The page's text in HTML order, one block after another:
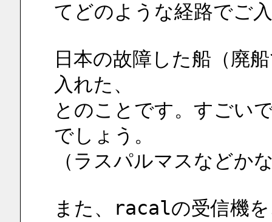
てどのような経路でご
日本の故障した船（廃
入れた、
とのことです。すごい
でしょう。
（ラスパルマスなどか
また、racalの受信機を